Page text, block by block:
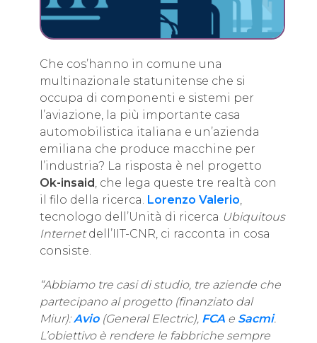
Che cos’hanno in comune una
multinazionale statunitense che si
occupa di componenti e sistemi per
l’aviazione, la più importante casa
automobilistica italiana e un’azienda
emiliana che produce macchine per
l’industria? La risposta è nel progetto
Ok-insaid, che lega queste tre realtà con
il filo della ricerca. Lorenzo Valerio,
tecnologo dell’Unità di ricerca Ubiquitous
Internetdell’IIT-CNR, ci racconta in cosa
consiste.
“Abbiamo tre casi di studio, tre aziende che
partecipano al progetto (finanziato dal
Miur):Avio(General Electric), FCA e Sacmi.
L’obiettivo è rendere le fabbriche sempre